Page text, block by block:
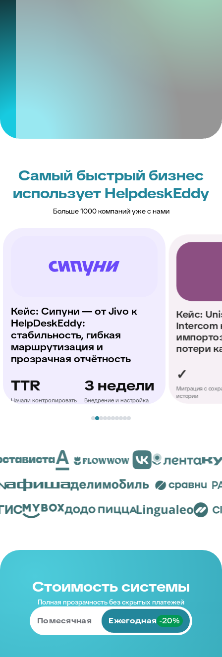
Самый быстрый бизнес
использует HelpdeskEddy
Больше 1000 компаний уже с нами
Кейс: Unisender — от
Intercom к HelpDeskEddy:
импортозамещение без
потери качества
Миграция с сохранением Гибкая отчётность
Стоимость системы
Полная прозрачность без скрытых платежей
Помесячная Ежегодная -20%